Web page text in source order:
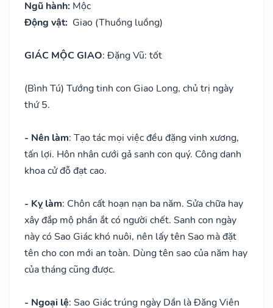
Ngũ hành: Mộc
Động vật: Giao (Thuồng luồng)
GIÁC MỘC GIAO: Đặng Vũ: tốt
(Bình Tú) Tướng tinh con Giao Long, chủ trị ngày
thứ 5.
- Nên làm: Tạo tác mọi việc đều đặng vinh xương,
tấn lợi. Hôn nhân cưới gả sanh con quý. Công danh
khoa cử đỗ đạt cao.
- Kỵ làm: Chôn cất hoạn nạn ba năm. Sửa chữa hay
xây đắp mộ phần ắt có người chết. Sanh con ngày
này có Sao Giác khó nuôi, nên lấy tên Sao mà đặt
tên cho con mới an toàn. Dùng tên sao của năm hay
của tháng cũng được.
- Ngoại lệ: Sao Giác trúng ngày Dần là Đăng Viên